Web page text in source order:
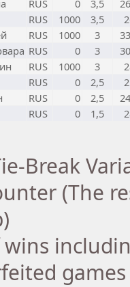
RUS 0 3,5
RUS 1000 3,5
RUS 1000 3
RUS 0 3
RUS 1000 3
RUS 0 2,5
RUS 0 2,5
RUS 0 1,5
Break
(The